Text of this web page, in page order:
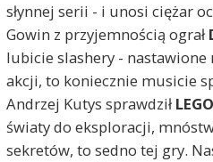
słynnej serii - i unosi ciężar
Gowin z przyjemnością ograł
lubicie slashery -
akcji, to koniecznie musicie
Andrzej Kutys sprawdził
światy do eksploracji,
sekretów, to sedno tej gry.